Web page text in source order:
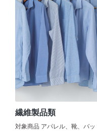
繊維製品類
対象商品 アパレル、靴、バッ